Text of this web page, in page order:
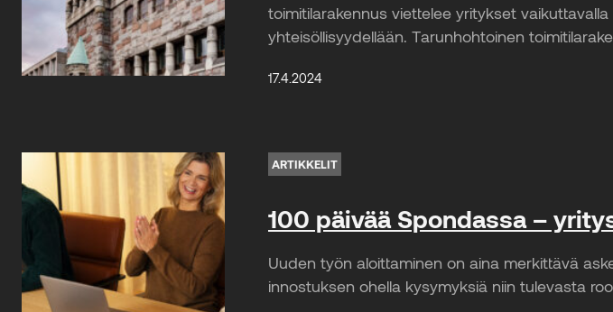
toimitilarakennus viettelee yritykset
yhteisöllisyydellään. Tarunhohtoinen
17.4.2024
ARTIKKELIT
100 päivää Spondassa –
Uuden työn aloittaminen on aina merkittävä
innostuksen ohella kysymyksiä niin tulevasta